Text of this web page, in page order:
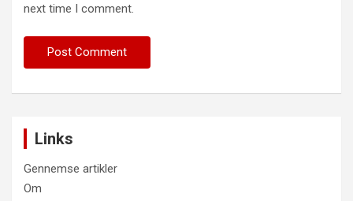
next time I comment.
Links
Gennemse artikler
Om